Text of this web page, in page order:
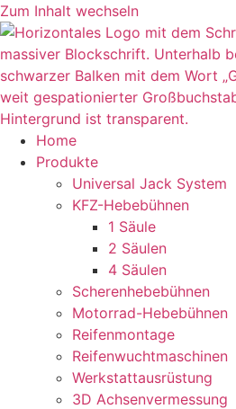
Zum Inhalt wechseln
Home
Produkte
Universal Jack System
KFZ-Hebebühnen
1 Säule
2 Säulen
4 Säulen
Scherenhebebühnen
Motorrad-Hebebühnen
Reifenmontage
Reifenwuchtmaschinen
Werkstattausrüstung
3D Achsenvermessung